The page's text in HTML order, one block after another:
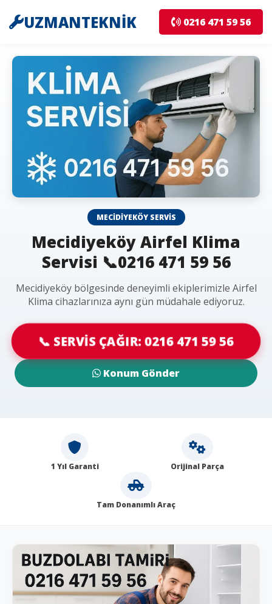
UZMANTEKNİK 0216 471 59 56
MECIDIYEKÖY SERVIS
Mecidiyeköy Airfel Klima
Servisi 📞0216 471 59 56
Mecidiyeköy bölgesinde deneyimli ekiplerimizle Airfel
Klima cihazlarınıza aynı gün müdahale ediyoruz.
📞 SERVİS ÇAĞIR: 0216 471 59 56
Konum Gönder
1 Yıl Garanti Orijinal Parça
Tam Donanımlı Araç